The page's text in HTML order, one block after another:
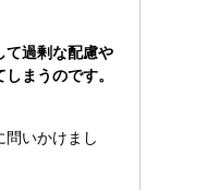
て過剰な配慮や
まうのです。
いかけまし